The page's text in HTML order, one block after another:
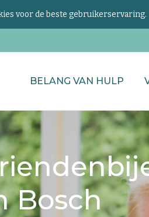
voor de beste gebruikerservaring.
BELANG VAN HULP
Bosch